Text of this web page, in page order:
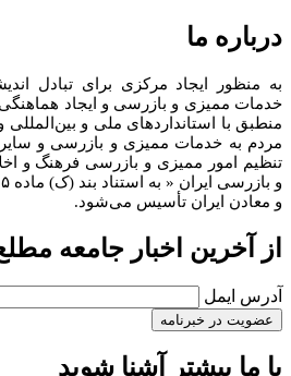
درباره ما
به منظور ايجاد مرکزی برای تبادل
خدمات مميزی و بازرسی و ايجاد
منطبق با استانداردهای ملی و بين‌المللی
مردم به خدمات مميزی و بازرسی و
تنظيم امور مميزی و بازرسی فرهنگ و
و معادن ايران تأسيس می‌شود.
از آخرین اخبار جامعه
آدرس ایمل
با ما بیشتر آشنا شوید